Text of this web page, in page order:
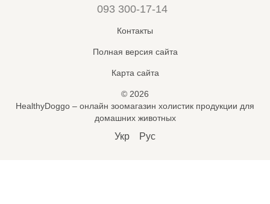
093 300-17-14
Контакты
Полная версия сайта
Карта сайта
© 2026
HealthyDoggo – онлайн зоомагазин холистик продукции для
домашних животных
Укр Рус